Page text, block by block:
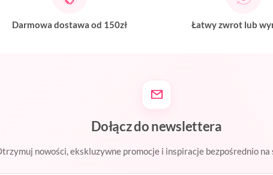
Darmowa dostawa od 150zł Łatwy zwrot lub
Dołącz do newslettera
nowości, ekskluzywne promocje i inspiracje bezpośrednio na